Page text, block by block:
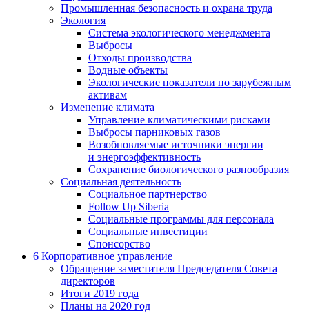
Промышленная безопасность и охрана труда
Экология
Система экологического менеджмента
Выбросы
Отходы производства
Водные объекты
Экологические показатели по зарубежным
активам
Изменение климата
Управление климатическими рисками
Выбросы парниковых газов
Возобновляемые источники энергии
и энергоэффективность
Сохранение биологического разнообразия
Социальная деятельность
Социальное партнерство
Follow Up Siberia
Социальные программы для персонала
Социальные инвестиции
Спонсорство
6 Корпоративное управление
Обращение заместителя Председателя Совета
директоров
Итоги 2019 года
Планы на 2020 год